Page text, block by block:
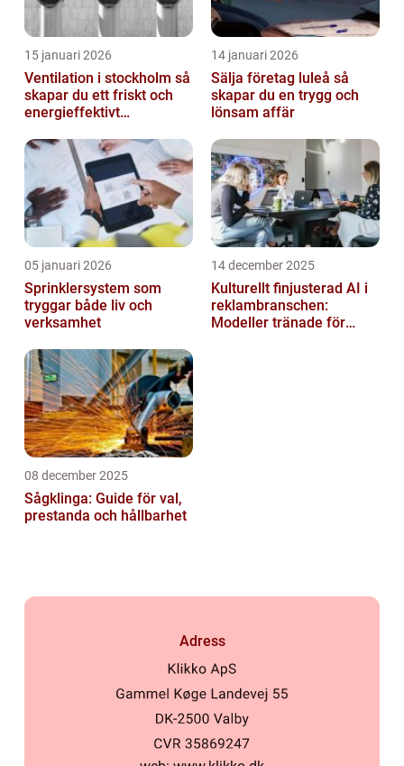
15 januari 2026
Ventilation i stockholm så
skapar du ett friskt och
energieffektivt
14 januari 2026
Sälja företag luleå så
skapar du en trygg och
lönsam affär
05 januari 2026
Sprinklersystem som
tryggar både liv och
verksamhet
14 december 2025
Kulturellt finjusterad AI i
reklambranschen:
Modeller tränade för
08 december 2025
Sågklinga: Guide för val,
prestanda och hållbarhet
Adress